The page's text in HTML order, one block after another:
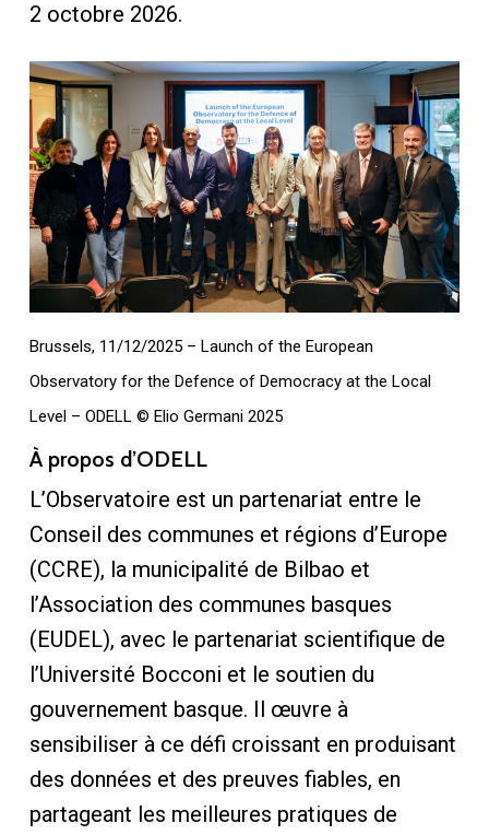
2 octobre 2026.
Brussels, 11/12/2025 – Launch of the European
Observatory for the Defence of Democracy at the Local
Level – ODELL © Elio Germani 2025
À propos d’ODELL
L’Observatoire est un partenariat entre le
Conseil des communes et régions d’Europe
(CCRE), la municipalité de Bilbao et
l’Association des communes basques
(EUDEL), avec le partenariat scientifique de
l’Université Bocconi et le soutien du
gouvernement basque. Il œuvre à
sensibiliser à ce défi croissant en produisant
des données et des preuves fiables, en
partageant les meilleures pratiques de